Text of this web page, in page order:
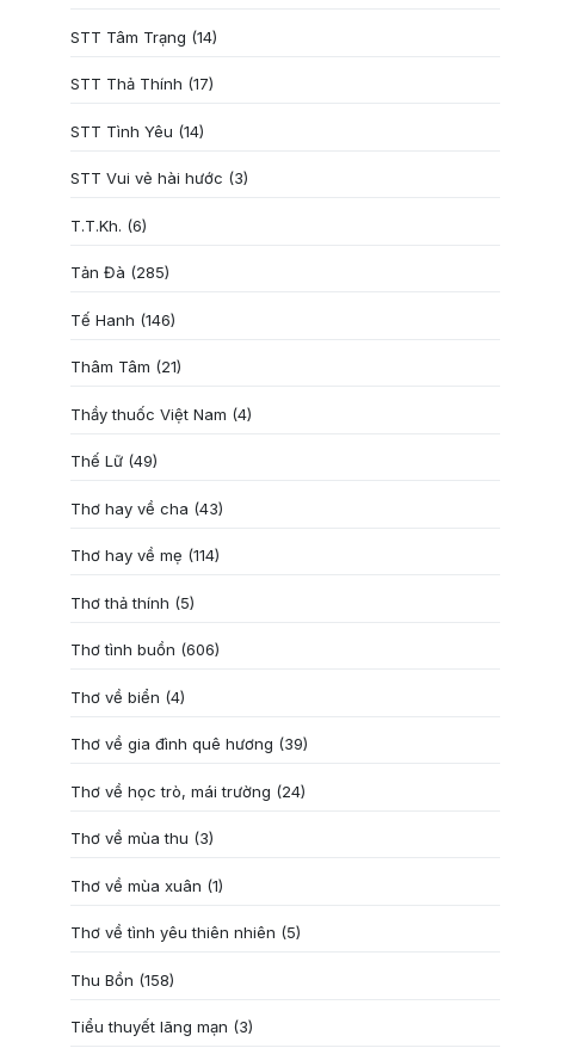
STT Tâm Trạng (14)
STT Thả Thính (17)
STT Tình Yêu (14)
STT Vui vẻ hài hước (3)
T.T.Kh. (6)
Tản Đà (285)
Tế Hanh (146)
Thâm Tâm (21)
Thầy thuốc Việt Nam (4)
Thế Lữ (49)
Thơ hay về cha (43)
Thơ hay về mẹ (114)
Thơ thả thính (5)
Thơ tình buồn (606)
Thơ về biển (4)
Thơ về gia đình quê hương (39)
Thơ về học trò, mái trường (24)
Thơ về mùa thu (3)
Thơ về mùa xuân (1)
Thơ về tình yêu thiên nhiên (5)
Thu Bồn (158)
Tiểu thuyết lãng mạn (3)